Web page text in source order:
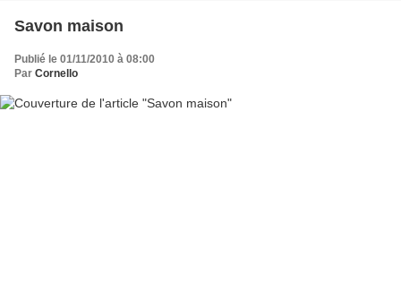
Savon maison
Publié le 01/11/2010 à 08:00
Par Cornello